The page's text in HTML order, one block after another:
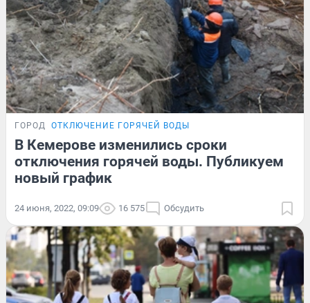
ГОРОД ОТКЛЮЧЕНИЕ ГОРЯЧЕЙ ВОДЫ
В Кемерове изменились сроки
отключения горячей воды. Публикуем
новый график
24 июня, 2022, 09:09 16 575 Обсудить